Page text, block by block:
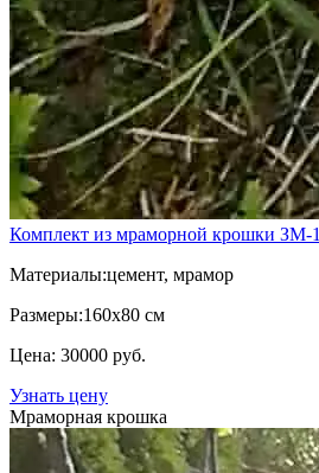
Комплект из мраморной крошки ЗМ-1
Материалы:цемент, мрамор
Размеры:160х80 см
Цена: 30000 руб.
Узнать цену
Мраморная крошка